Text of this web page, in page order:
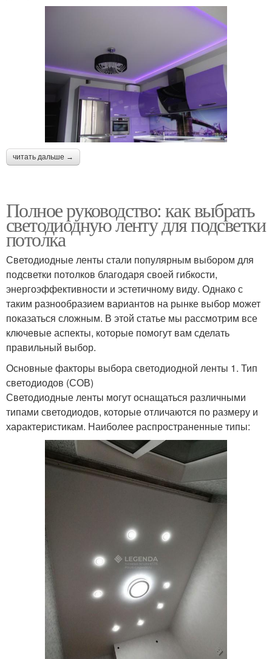
читать дальше →
Полное руководство: как выбрать
светодиодную ленту для подсветки
потолка
Светодиодные ленты стали популярным выбором для
подсветки потолков благодаря своей гибкости,
энергоэффективности и эстетичному виду. Однако с
таким разнообразием вариантов на рынке выбор может
показаться сложным. В этой статье мы рассмотрим все
ключевые аспекты, которые помогут вам сделать
правильный выбор.
Основные факторы выбора светодиодной ленты 1. Тип
светодиодов (СОВ)
Светодиодные ленты могут оснащаться различными
типами светодиодов, которые отличаются по размеру и
характеристикам. Наиболее распространенные типы: